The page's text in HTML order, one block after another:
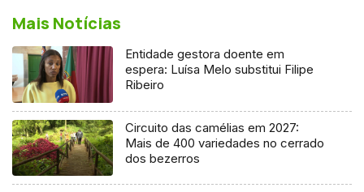
Mais Notícias
Entidade gestora doente em
espera: Luísa Melo substitui Filipe
Ribeiro
Circuito das camélias em 2027:
Mais de 400 variedades no cerrado
dos bezerros